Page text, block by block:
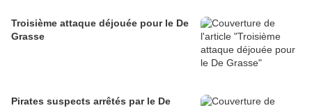
Troisième attaque déjouée pour le De
Grasse
Pirates suspects arrêtés par le De